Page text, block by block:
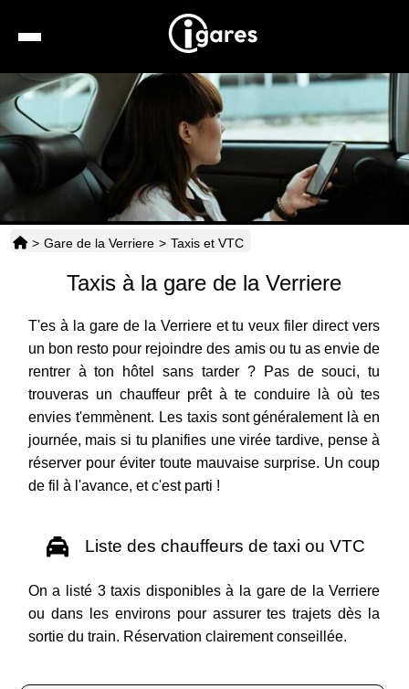
Recherche
Location de voiture
Hôtels
Taxis
> Gare de la Verriere > Taxis et VTC
Taxis à la gare de la Verriere
T'es à la gare de la Verriere et tu veux filer direct vers
un bon resto pour rejoindre des amis ou tu as envie de
rentrer à ton hôtel sans tarder ? Pas de souci, tu
trouveras un chauffeur prêt à te conduire là où tes
envies t'emmènent. Les taxis sont généralement là en
journée, mais si tu planifies une virée tardive, pense à
réserver pour éviter toute mauvaise surprise. Un coup
de fil à l'avance, et c'est parti !
Liste des chauffeurs de taxi ou VTC
On a listé 3 taxis disponibles à la gare de la Verriere
ou dans les environs pour assurer tes trajets dès la
sortie du train. Réservation clairement conseillée.